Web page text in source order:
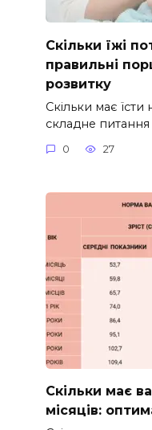
Скільки їжі
правильні
розвитку
Скільки має
складне питання
0 27
Скільки має
місяців: